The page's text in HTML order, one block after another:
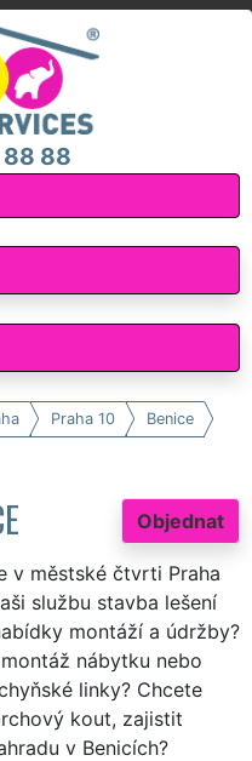
88
Praha 10 Benice
Objednat
v městské čtvrti Praha
službu stavba lešení
montáží a údržby?
nábytku nebo
linky? Chcete
kout, zajistit
v Benicích?